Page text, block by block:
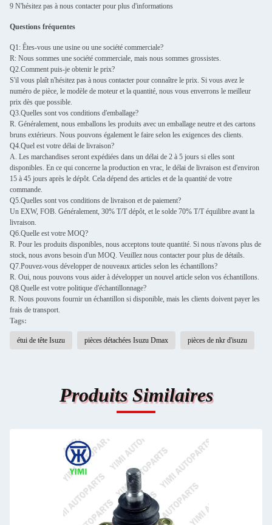
9 N'hésitez pas à nous contacter pour plus d'informations
Questions fréquentes
Q1: Êtes-vous une usine ou une société commerciale?
R: Nous sommes une société commerciale, mais nous sommes grossistes.
Q2.Comment puis-je obtenir le prix?
S'il vous plaît n'hésitez pas à nous contacter pour connaître le prix. Si vous avez le
numéro de pièce, le modèle de moteur et la quantité, nous vous enverrons le meilleur
prix dès que possible.
Q3.Quelles sont vos conditions d'emballage?
R. Généralement, nous emballons les produits avec un emballage neutre et des cartons
bruns extérieurs. Nous pouvons également le faire selon les exigences des clients.
Q4.Quel est votre délai de livraison?
A. Les marchandises seront expédiées dans un délai de 2 à 5 jours si elles sont
disponibles. En ce qui concerne la production en vrac, le délai de livraison est d'environ
15 à 45 jours après le dépôt. Cela dépend des articles et de la quantité de votre
commande.
Q5.Quelles sont vos conditions de livraison et de paiement?
Un EXW, FOB. Généralement, 30% T/T dépôt, et le solde 70% T/T équilibre avant la
livraison.
Q6.Quelle est votre MOQ?
R. Pour les produits disponibles, nous acceptons toute quantité. Si nous n'avons plus de
stock, nous avons besoin d'un MOQ. Veuillez nous contacter pour plus de détails.
Q7.Pouvez-vous développer de nouveaux articles selon les échantillons?
R. Oui, nous pouvons vous aider à développer un nouvel article selon vos échantillons.
Q8.Quelle est votre politique d'échantillonnage?
R. Nous pouvons fournir un échantillon si disponible, mais les clients doivent payer les
frais de transport.
Tags:
étui de tête Isuzu pièces détachées Isuzu Dmax pièces de nkr d'isuzu
Produits Similaires